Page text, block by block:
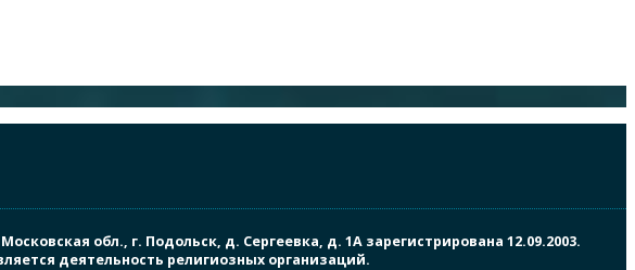
обл., г. Подольск, д. Сергеевка, д. 1А зарегистрирована 12.09.2003.
деятельность религиозных организаций.